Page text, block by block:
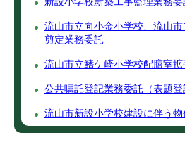
流山市立向小金小学校、流山
剪定業務委託
流山市立鰭ケ崎小学校配膳室拡
公共嘱託登記業務委託（表題登
流山市新設小学校建設に伴う